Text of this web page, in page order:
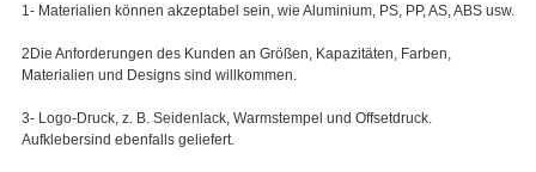
1- Materialien können akzeptabel sein, wie Aluminium, PS, PP, AS, ABS usw.
2Die Anforderungen des Kunden an Größen, Kapazitäten, Farben,
Materialien und Designs sind willkommen.
3- Logo-Druck, z. B. Seidenlack, Warmstempel und Offsetdruck.
Aufklebersind ebenfalls geliefert.